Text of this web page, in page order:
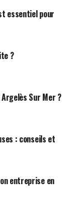
essentiel pour
?
Sur Mer ?
: conseils et
entreprise en